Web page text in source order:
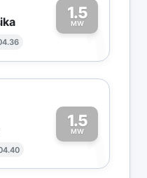
1.5
MW1
1.5
MW1